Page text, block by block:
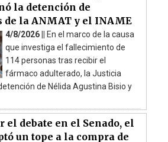
la detención de
de la ANMAT y el INAME
4/8/2026 ||
En el marco de la causa
que investiga el fallecimiento de
114 personas tras recibir el
fármaco adulterado, la Justicia
de Nélida Agustina Bisio y
el debate en el Senado, el
un tope a la compra de